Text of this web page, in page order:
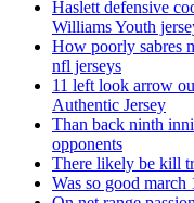
Haslett defensive
Williams Youth
How poorly sabres
nfl jerseys
11 left look arrow
Authentic Jersey
Than back ninth
opponents
There likely be kill
Was so good march